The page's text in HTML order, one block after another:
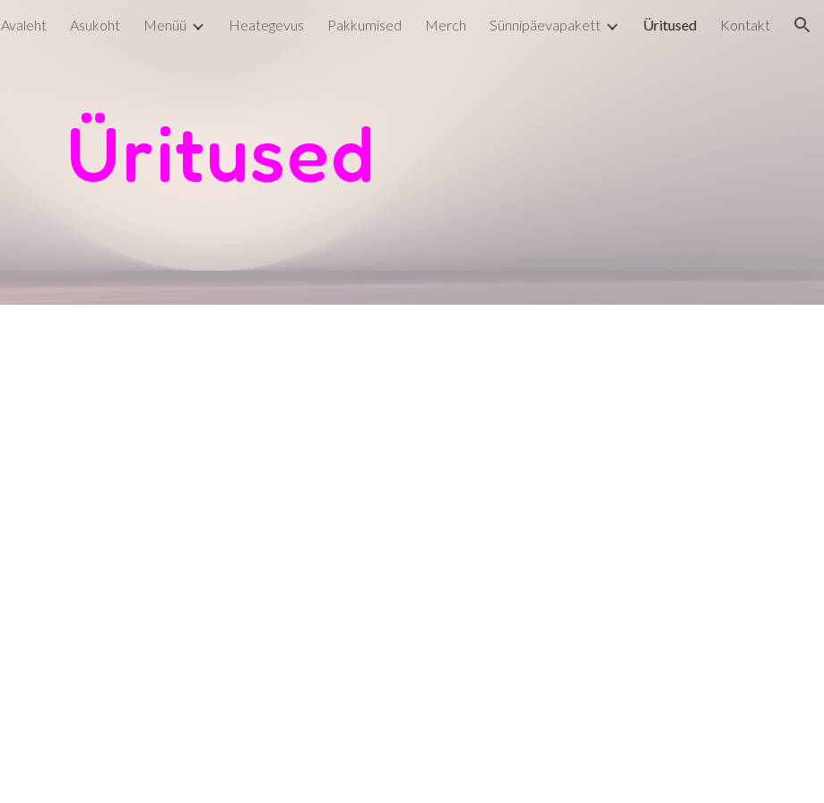
Skip to main content Skip to navigation
Avaleht Asukoht Menüü Heategevus Pakkumised Merch Sünnipäevapakett Üritused Kontakt
Üritused